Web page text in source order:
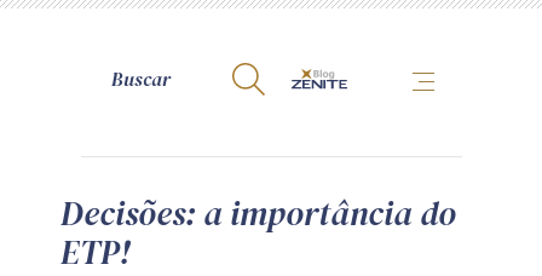
A Zênite
Decisões: a importância do
ETP!